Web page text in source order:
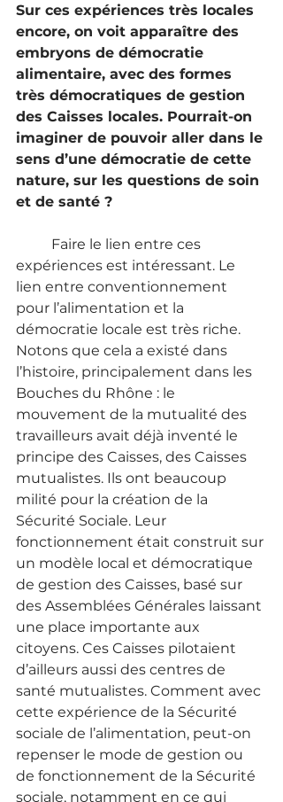
Sur ces expériences très locales
encore, on voit apparaître des
embryons de démocratie
alimentaire, avec des formes
très démocratiques de gestion
des Caisses locales. Pourrait-on
imaginer de pouvoir aller dans le
sens d’une démocratie de cette
nature, sur les questions de soin
et de santé ?
expériences est intéressant. Le
lien entre conventionnement
pour l’alimentation et la
démocratie locale est très riche.
Notons que cela a existé dans
l’histoire, principalement dans les
Bouches du Rhône : le
mouvement de la mutualité des
travailleurs avait déjà inventé le
principe des Caisses, des Caisses
mutualistes. Ils ont beaucoup
milité pour la création de la
Sécurité Sociale. Leur
fonctionnement était construit sur
un modèle local et démocratique
de gestion des Caisses, basé sur
des Assemblées Générales laissant
une place importante aux
citoyens. Ces Caisses pilotaient
d’ailleurs aussi des centres de
santé mutualistes. Comment avec
cette expérience de la Sécurité
sociale de l’alimentation, peut-on
repenser le mode de gestion ou
de fonctionnement de la Sécurité
sociale, notamment en ce qui